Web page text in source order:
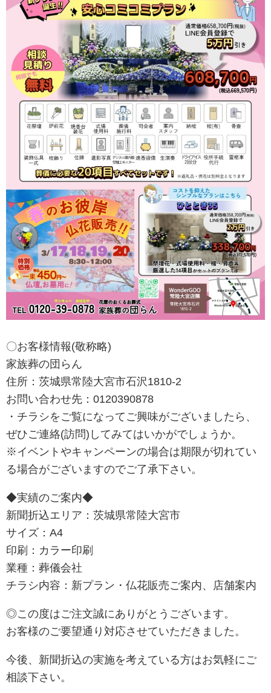
〇お客様情報(敬称略)
家族葬の団らん
住所：茨城県常陸大宮市石沢1810-2
お問い合わせ先：0120390878
・チラシをご覧になってご興味がございましたら、
ぜひご連絡(訪問)してみてはいかがでしょうか。
※イベントやキャンペーンの場合は期限が切れてい
る場合がございますのでご了承下さい。
◆実績のご案内◆
新聞折込エリア：茨城県常陸大宮市
サイズ：A4
印刷：カラー印刷
業種：葬儀会社
チラシ内容：新プラン・仏花販売ご案内、店舗案内
◎この度はご注文誠にありがとうございます。
お客様のご要望通り対応させていただきました。
今後、新聞折込の実施を考えている方はお気軽にご
相談下さい。